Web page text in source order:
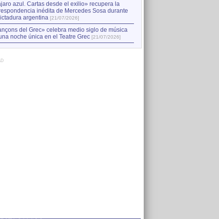
azul. Cartas desde el exilio» recupera la
inédita de Mercedes Sosa durante
argentina [21/07/2026]
del Grec» celebra medio siglo de música
noche única en el Teatre Grec [21/07/2026]